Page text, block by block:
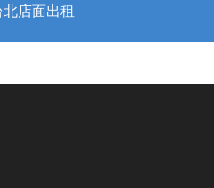
店面出租